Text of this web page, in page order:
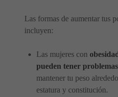
Las formas de aumentar tus
incluyen:
Las mujeres con
pueden tener
mantener tu peso
estatura y constitución.